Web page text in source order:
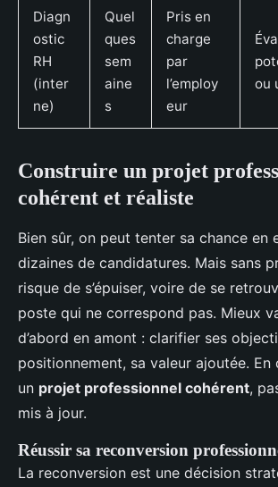
Diagn
ostic
RH
(inter
ne)
Quel
ques
sem
aine
s
Pris en
charge
par
l’employ
eur
ou
Construire un projet
cohérent et réaliste
Bien sûr, on peut tenter sa chance en
dizaines de candidatures. Mais sans
risque de s’épuiser, voire de se
poste qui ne correspond pas. Mieux
d’abord en amont : clarifier ses
positionnement, sa valeur ajoutée. En
un projet professionnel cohérent,
mis à jour.
Réussir sa reconversion
La reconversion est une décision